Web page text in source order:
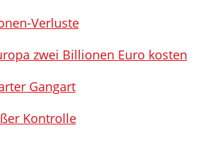
Verluste
zwei Billionen Euro kosten
Gangart
Kontrolle